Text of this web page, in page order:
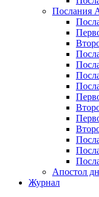
Послания
Апостол
Журнал